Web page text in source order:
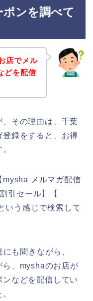
ンを調べて
店でメル
どを配信
その理由は、千葉
録をすると、お得
mysha メルマガ配信
引セール】【
いう感じで検索して
も聞きながら、
ら、myshaのお店が
ンなどを配信してい